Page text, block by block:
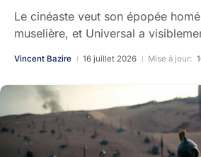
Le cinéaste veut son épopée
muselière, et Universal a
Vincent Bazire 16 juillet 2026 Mise à jour: